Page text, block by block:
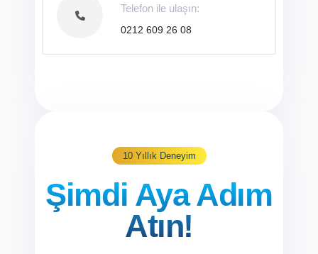
Telefon ile ulaşın:
0212 609 26 08
10 Yıllık Deneyim
Şimdi Aya Adım
Atın!